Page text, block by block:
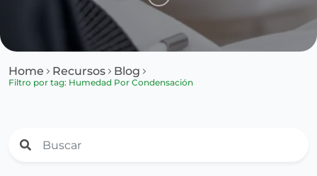
Home Recursos Blog
Filtro por tag: Humedad Por Condensación